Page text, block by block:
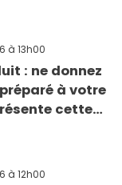
à 13h00
: ne donnez
à votre
cette
à 12h00